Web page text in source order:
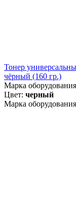
Тонер
чёрный (160 гр.)
Марка
Цвет: черный
Марка